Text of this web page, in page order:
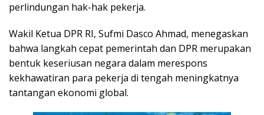
perlindungan hak-hak pekerja.
Wakil Ketua DPR RI, Sufmi Dasco Ahmad, menegaskan
bahwa langkah cepat pemerintah dan DPR merupakan
bentuk keseriusan negara dalam merespons
kekhawatiran para pekerja di tengah meningkatnya
tantangan ekonomi global.